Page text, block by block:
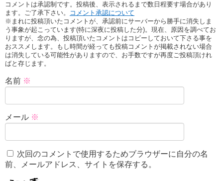
コメントは承認制です。投稿後、表示されるまで数日程要す場合があり
ます。ご了承下さい。
コメント承認について
※まれに投稿頂いたコメントが、承認前にサーバーから勝手に消失しま
う事象が起こっています(特に深夜に投稿した分)。現在、原因を調べてお
りますが、念の為、投稿頂いたコメントはコピーしておいて下さる事を
おススメします。もし時間が経っても投稿コメントが掲載されない場合
は消失している可能性がありますので、お手数ですが再度ご投稿頂けれ
ばと存じます。
名前 ※
メール ※
次回のコメントで使用するためブラウザーに自分の名
前、メールアドレス、サイトを保存する。